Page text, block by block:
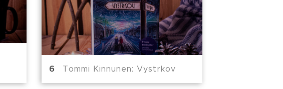
Tommi Kinnunen: Vystrkov